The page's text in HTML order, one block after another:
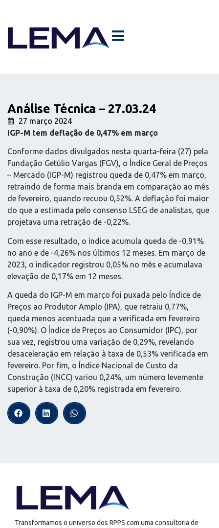
Análise Técnica – 27.03.24
27 março 2024
IGP-M tem deflação de 0,47% em março
Conforme dados divulgados nesta quarta-feira (27) pela
Fundação Getúlio Vargas (FGV), o Índice Geral de Preços
– Mercado (IGP-M) registrou queda de 0,47% em março,
retraindo de forma mais branda em comparação ao mês
de fevereiro, quando recuou 0,52%. A deflação foi maior
do que a estimada pelo consenso LSEG de analistas, que
projetava uma retração de -0,22%.
Com esse resultado, o índice acumula queda de -0,91%
no ano e de -4,26% nos últimos 12 meses. Em março de
2023, o indicador registrou 0,05% no mês e acumulava
elevação de 0,17% em 12 meses.
A queda do IGP-M em março foi puxada pelo Índice de
Preços ao Produtor Amplo (IPA), que retraiu 0,77%,
queda menos acentuada que a verificada em fevereiro
(-0,90%). O Índice de Preços ao Consumidor (IPC), por
sua vez, registrou uma variação de 0,29%, revelando
desaceleração em relação à taxa de 0,53% verificada em
fevereiro. Por fim, o Índice Nacional de Custo da
Construção (INCC) variou 0,24%, um número levemente
superior à taxa de 0,20% registrada em fevereiro.
Transformamos o universo dos RPPS com uma consultoria de